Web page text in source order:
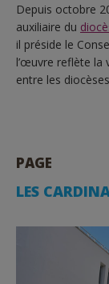
Depuis octobre
auxiliaire du
il préside le
l’œuvre reflète la
entre les
PAGE
LES